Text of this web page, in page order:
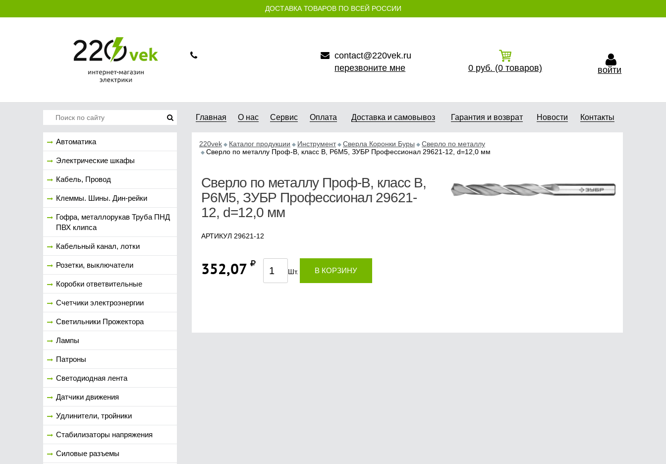
ДОСТАВКА ТОВАРОВ ПО ВСЕЙ РОССИИ
contact@220vek.ru
перезвоните мне
0 руб. (0 товаров) войти
Автоматика
Электрические шкафы
Кабель, Провод
Клеммы. Шины. Дин-рейки
Гофра, металлорукав Труба ПНД
ПВХ клипса
Кабельный канал, лотки
Розетки, выключатели
Коробки ответвительные
Счетчики электроэнергии
Светильники Прожектора
Лампы
Патроны
Светодиодная лента
Датчики движения
Удлинители, тройники
Стабилизаторы напряжения
Силовые разъемы
Главная О нас Сервис Оплата Доставка и самовывоз Гарантия и возврат Новости Контакты
220vek Каталог продукции Инструмент Сверла Коронки Буры
Сверло по металлу
Сверло по металлу Проф-В, класс В, Р6М5, ЗУБР Профессионал 29621-12, d=12,0 мм
Сверло по металлу Проф-В, класс В,
Р6М5, ЗУБР Профессионал 29621-
12, d=12,0 мм
АРТИКУЛ 29621-12
352,07 Шт. В КОРЗИНУ